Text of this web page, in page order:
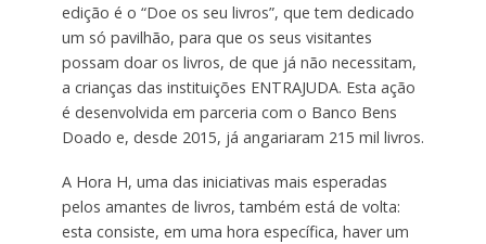
edição é o “Doe os seu livros”, que tem dedicado
um só pavilhão, para que os seus visitantes
possam doar os livros, de que já não necessitam,
a crianças das instituições ENTRAJUDA. Esta ação
é desenvolvida em parceria com o Banco Bens
Doado e, desde 2015, já angariaram 215 mil livros.
A Hora H, uma das iniciativas mais esperadas
pelos amantes de livros, também está de volta:
esta consiste, em uma hora específica, haver um